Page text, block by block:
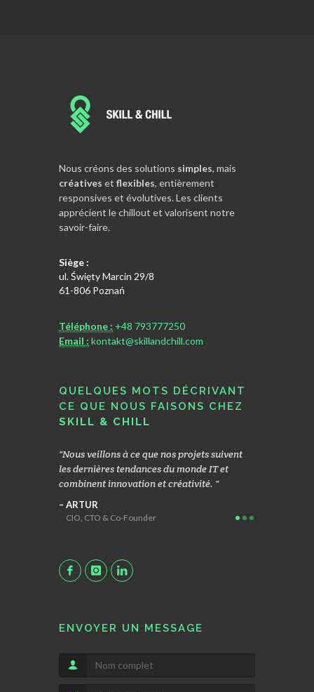
Nous créons des solutions simples, mais
créatives et flexibles, entièrement
responsives et évolutives. Les clients
apprécient le chillout et valorisent notre
savoir-faire.
Siège :
ul. Święty Marcin 29/8
61-806 Poznań
Téléphone : +48 793777250
Email : kontakt@skillandchill.com
QUELQUES MOTS DÉCRIVANT
CE QUE NOUS FAISONS CHEZ
SKILL & CHILL
Nous veillons à ce que nos projets suivent
les dernières tendances du monde IT et
combinent innovation et créativité.
ARTUR
CIO, CTO & Co-Founder
ENVOYER UN MESSAGE